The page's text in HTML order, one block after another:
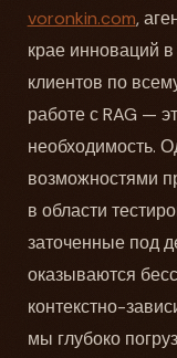
voronkin.com,
крае инноваций
клиентов по
работе с RAG —
необходимость.
возможностями
в области
заточенные под
оказываются
контекстно-
мы глубоко